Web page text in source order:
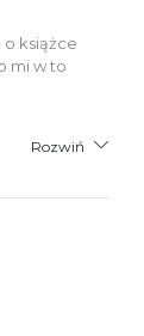
o książce
mi w to
Rozwiń